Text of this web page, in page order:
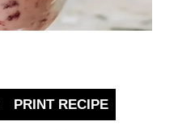
PRINT RECIPE